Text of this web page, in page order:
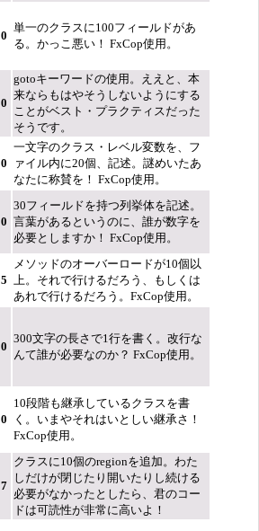
0
単一のクラスに100フィールドがあ
る。かっこ悪い！ FxCop使用。
0
gotoキーワードの使用。ええと、本
来ならもはやそうしないようにする
ことがベスト・プラクティスだった
そうです。
0
一文字のクラス・レベル変数を、フ
ァイル内に20個、記述。謎めいたあ
なたに称賛を！ FxCop使用。
0
30フィールドを持つ列挙体を記述。
言葉があるというのに、誰が数字を
必要としますか！ FxCop使用。
5
メソッドのオーバーロードが10個以
上。それで行けるだろう、もしくは
あれで行けるだろう。FxCop使用。
0
300文字の長さで1行を書く。改行な
んて誰が必要なのか？ FxCop使用。
0
10段階も継承しているクラスを書
く。いまやそれはいとしい継承さ！
FxCop使用。
7
クラスに10個のregionを追加。わた
しだけが閉じたり開いたりし続ける
必要がなかったとしたら、君のコー
ドは可読性が非常に高いよ！